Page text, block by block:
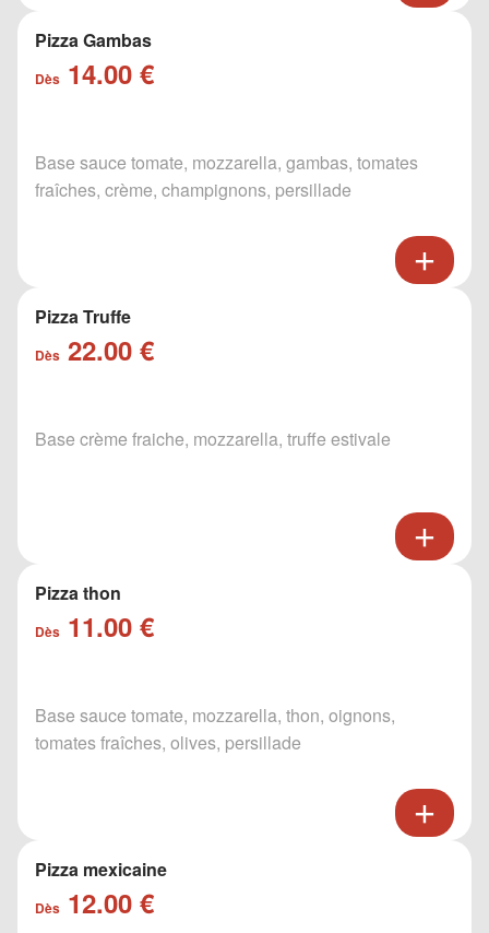
Pizza Gambas
Dès 14.00 €
Base sauce tomate, mozzarella, gambas, tomates
fraîches, crème, champignons, persillade
Pizza Truffe
Dès 22.00 €
Base crème fraiche, mozzarella, truffe estivale
Pizza thon
Dès 11.00 €
Base sauce tomate, mozzarella, thon, oignons,
tomates fraîches, olives, persillade
Pizza mexicaine
Dès 12.00 €